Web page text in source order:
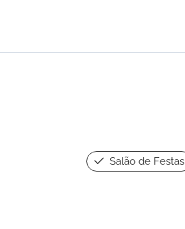
Salão de Festas